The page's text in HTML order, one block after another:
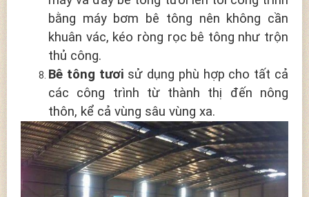
bằng máy bơm bê tông nên không cần
khuân vác, kéo ròng rọc bê tông như trộn
thủ công.
Bê tông tươi sử dụng phù hợp cho tất cả
các công trình từ thành thị đến nông
thôn, kể cả vùng sâu vùng xa.